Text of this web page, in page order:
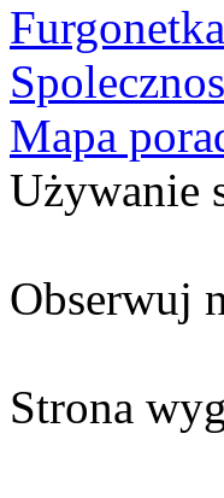
Mapa
Używanie
Obserwuj
Strona